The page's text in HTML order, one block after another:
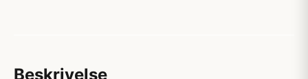
Beskrivelse